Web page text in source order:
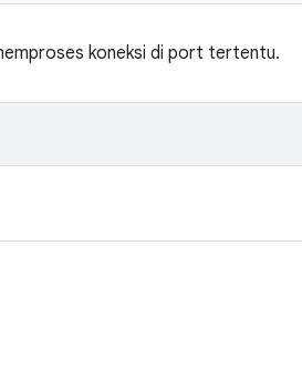
koneksi di port tertentu.